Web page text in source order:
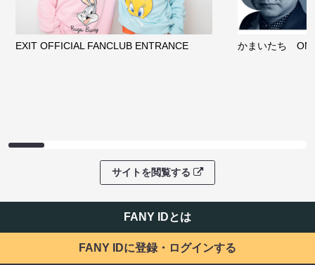
EXIT OFFICIAL FANCLUB ENTRANCE かまいたち
サイトを閲覧する
FANY IDとは
FANY IDに登録・ログインする